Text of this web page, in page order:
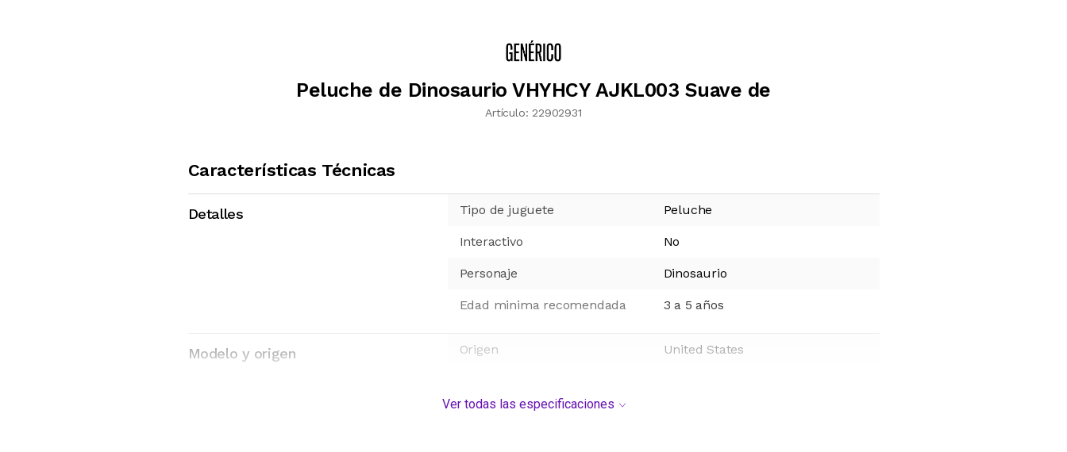
Peluche de Dinosaurio VHYHCY AJKL003 Suave de
Artículo: 22902931
Características Técnicas
Detalles Tipo de juguete Peluche
Interactivo No
Personaje Dinosaurio
Edad minima recomendada 3 a 5 años
Modelo y origen Origen United States
Ver todas las especificaciones